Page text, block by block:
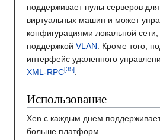
поддерживает пулы серверов
виртуальных машин и может
конфигурациями локальной
поддержкой VLAN . Кроме того,
интерфейс удаленного
XML-RPC
Использование
Xen с каждым днем
больше платформ.